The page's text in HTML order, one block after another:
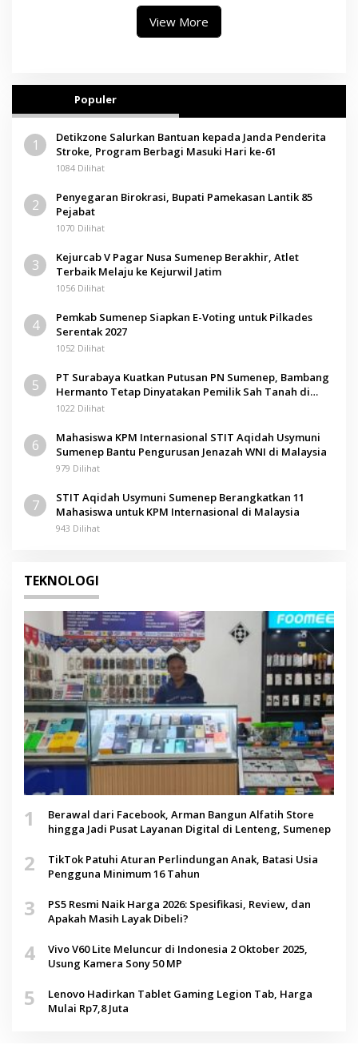
View More
Populer
1
Detikzone Salurkan Bantuan kepada Janda Penderita
Stroke, Program Berbagi Masuki Hari ke-61
1084 Dilihat
2
Penyegaran Birokrasi, Bupati Pamekasan Lantik 85
Pejabat
1070 Dilihat
3
Kejurcab V Pagar Nusa Sumenep Berakhir, Atlet
Terbaik Melaju ke Kejurwil Jatim
1056 Dilihat
4
Pemkab Sumenep Siapkan E-Voting untuk Pilkades
Serentak 2027
1052 Dilihat
5
PT Surabaya Kuatkan Putusan PN Sumenep, Bambang
Hermanto Tetap Dinyatakan Pemilik Sah Tanah di
Pamolokan
1022 Dilihat
6
Mahasiswa KPM Internasional STIT Aqidah Usymuni
Sumenep Bantu Pengurusan Jenazah WNI di Malaysia
979 Dilihat
7
STIT Aqidah Usymuni Sumenep Berangkatkan 11
Mahasiswa untuk KPM Internasional di Malaysia
943 Dilihat
TEKNOLOGI
1
Berawal dari Facebook, Arman Bangun Alfatih Store
hingga Jadi Pusat Layanan Digital di Lenteng, Sumenep
2
TikTok Patuhi Aturan Perlindungan Anak, Batasi Usia
Pengguna Minimum 16 Tahun
3
PS5 Resmi Naik Harga 2026: Spesifikasi, Review, dan
Apakah Masih Layak Dibeli?
4
Vivo V60 Lite Meluncur di Indonesia 2 Oktober 2025,
Usung Kamera Sony 50 MP
5
Lenovo Hadirkan Tablet Gaming Legion Tab, Harga
Mulai Rp7,8 Juta